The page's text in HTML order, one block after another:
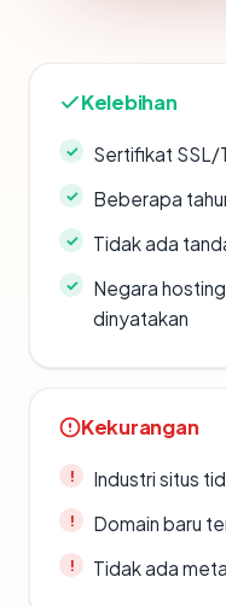
Kelebihan
Sertifikat SSL/
Beberapa
Tidak ada
Negara
dinyatakan
Kekurangan
Industri situs
Domain baru
Tidak ada